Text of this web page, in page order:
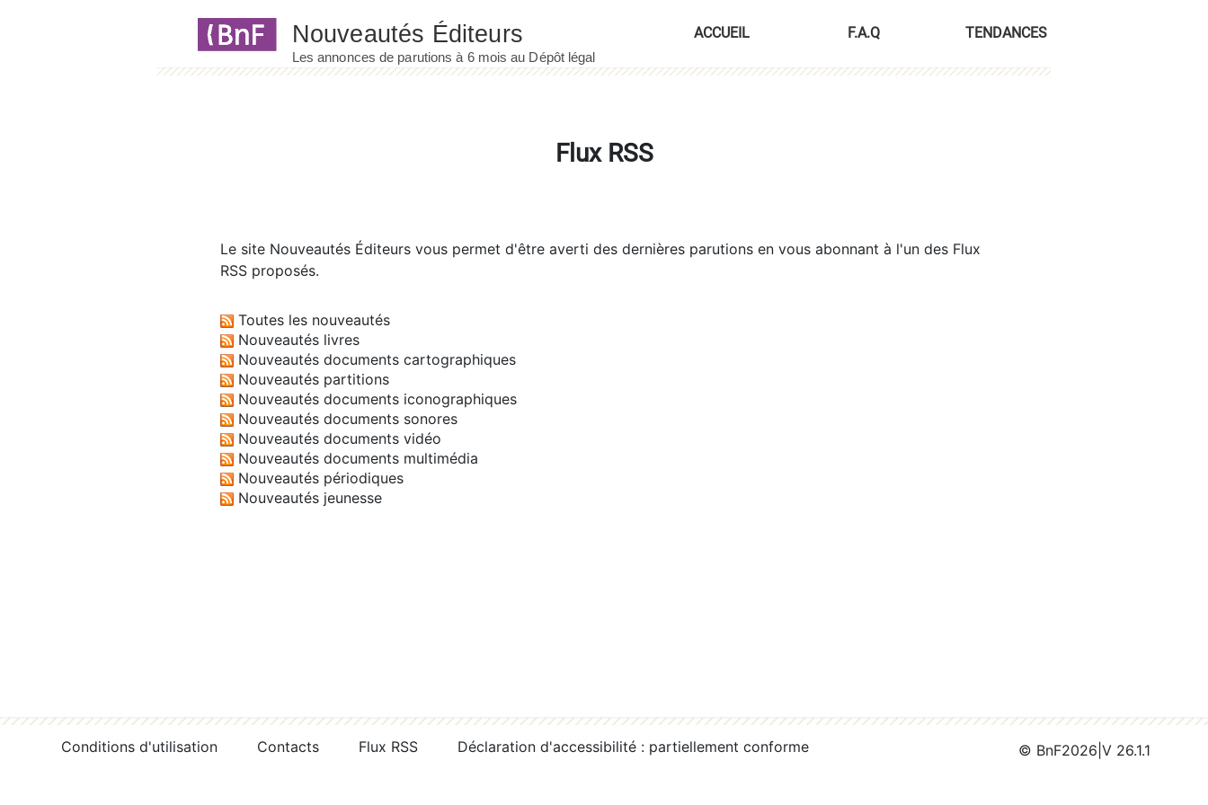
ACCUEIL F.A.Q TENDANCES
Flux RSS
Le site Nouveautés Éditeurs vous permet d'être averti des dernières parutions en vous abonnant à l'un des Flux
RSS proposés.
Toutes les nouveautés
Nouveautés livres
Nouveautés documents cartographiques
Nouveautés partitions
Nouveautés documents iconographiques
Nouveautés documents sonores
Nouveautés documents vidéo
Nouveautés documents multimédia
Nouveautés périodiques
Nouveautés jeunesse
Conditions d'utilisation Contacts Flux RSS Déclaration d'accessibilité : partiellement conforme © BnF2026 V 26.1.1